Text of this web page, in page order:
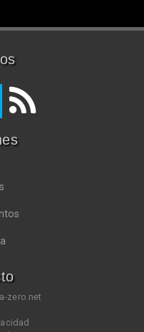
zero.net